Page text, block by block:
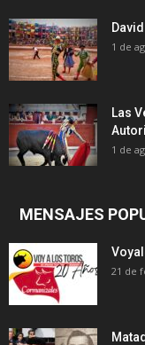
1 de
Las
1 de
MENSAJES
21 de